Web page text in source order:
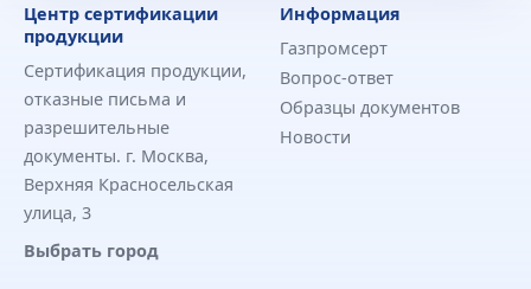
Центр сертификации
продукции
Сертификация продукции,
отказные письма и
разрешительные
документы. г. Москва,
Верхняя Красносельская
улица, 3
Выбрать город
Информация
Газпромсерт
Вопрос-ответ
Образцы документов
Новости